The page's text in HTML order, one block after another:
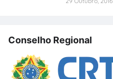
Conselho Regional